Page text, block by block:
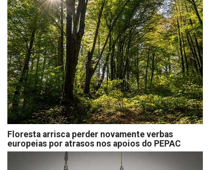
Floresta arrisca perder novamente verbas
europeias por atrasos nos apoios do PEPAC